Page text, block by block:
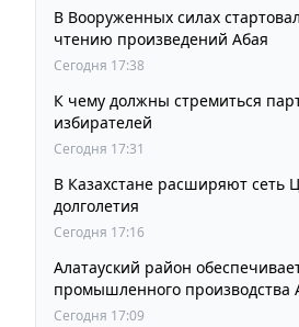
В Вооруженных силах
чтению произведений Абая
Сегодня 17:38
К чему должны стремиться
избирателей
Сегодня 17:31
В Казахстане расширяют сеть
долголетия
Сегодня 17:16
Алатауский район
промышленного производства
Сегодня 17:09